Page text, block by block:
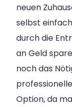
neuen
selbst
durch die
an Geld
noch das
Option, da